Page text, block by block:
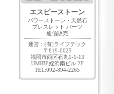
エスピーストーン
パワーストーン・天然石
ブレスレット パーツ
通信販売
運営：(有)ライフテック
〒819-0025
福岡市西区石丸1-1-13
UMIBE姪浜南ビル 2F
TEL:092-894-2265